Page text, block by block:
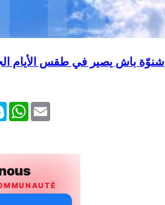
شنوّة باش يصير في طقس الأيام
Skype WhatsApp